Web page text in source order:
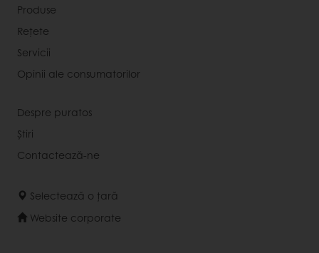
Produse
Rețete
Servicii
Opinii ale consumatorilor
Despre puratos
Știri
Contactează-ne
Selectează o țară
Website corporate